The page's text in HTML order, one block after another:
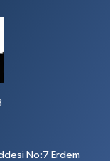
No:7 Erdem